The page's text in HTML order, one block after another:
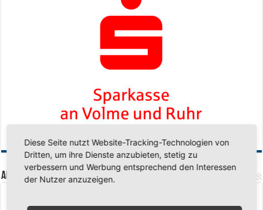
Aktuelle Beiträge
Diese Seite nutzt Website-Tracking-Technologien von
Dritten, um ihre Dienste anzubieten, stetig zu
verbessern und Werbung entsprechend den Interessen
der Nutzer anzuzeigen.